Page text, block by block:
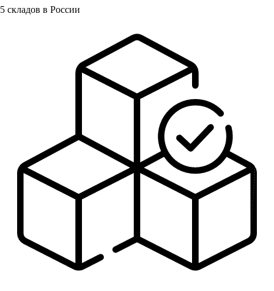
5 складов в России